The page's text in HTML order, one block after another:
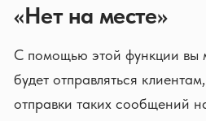
«Нет на месте»
С помощью этой функции вы
будет отправляться
отправки таких сообщений